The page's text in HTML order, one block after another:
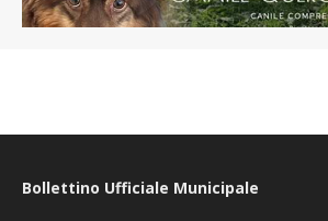
Bollettino Ufficiale Municipale